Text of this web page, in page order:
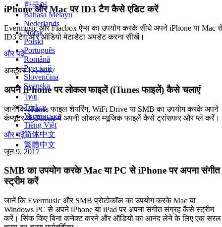
한국어
Bahasa Melayu
Nederlands
Norsk
Polski
Português
Română
Русский
Slovenčina
Svenska
ไทย
Türkçe
Українська
Tiếng Việt
简体中文
繁體中文
iPhone और Mac पर ID3 टैग कैसे एडिट करें
Evermusic और Flacbox ऐप्स का उपयोग करके सीधे अपने iPhone या Mac
ID3 टैग और ऑडियो मेटाडेटा अपडेट करना सीखें।
और पढ़ें
अक्टूबर 17, 2017
अपने iPhone पर लोकल फाइलें (iTunes फाइलें) कैसे चलाएं
जानें कि iTunes फाइल शेयरिंग, WiFi Drive या SMB का उपयोग करके अपने
कंप्यूटर से iPhone में अपनी लोकल म्यूजिक फाइलें कैसे ट्रांसफर और प्ले करें।
और पढ़ें
जून 9, 2017
SMB का उपयोग करके Mac या PC से iPhone पर अपना संगीत
स्ट्रीम करें
जानें कि Evermusic और SMB प्रोटोकॉल का उपयोग करके Mac या
Windows PC से अपने iPhone या iPad पर अपना संगीत संग्रह कैसे स्ट्रीम
करें। सिंक किए बिना कनेक्ट करने और ऑडियो का आनंद लेने के लिए एक सरल